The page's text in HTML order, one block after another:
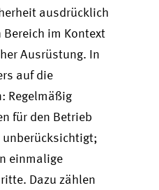
ausdrücklich
im Kontext
Ausrüstung. In
auf die
Regelmäßig
für den Betrieb
einmalige
Dazu zählen